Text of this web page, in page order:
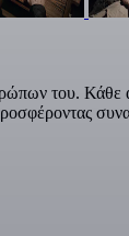
του. Κάθε